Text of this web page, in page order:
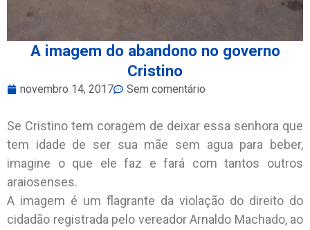
A imagem do abandono no governo
Cristino
novembro 14, 2017 Sem comentário
Se Cristino tem coragem de deixar essa senhora que
tem idade de ser sua mãe sem agua para beber,
imagine o que ele faz e fará com tantos outros
araiosenses.
A imagem é um flagrante da violação do direito do
cidadão registrada pelo vereador Arnaldo Machado, ao